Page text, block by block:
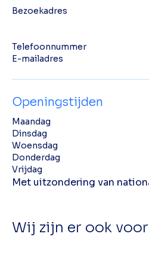
Bezoekadres
Telefoonnummer
E-mailadres
Openingstijden
Maandag
Dinsdag
Woensdag
Donderdag
Vrijdag
Met uitzondering van
Wij zijn er ook